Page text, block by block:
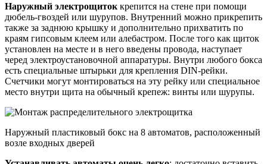
Наружный электрощиток крепится на стене при помощи
дюбель-гвоздей или шурупов. Внутренний можно прикрепить
также за заднюю крышку и дополнительно прихватить по
краям гипсовым клеем или алебастром. После того как щиток
установлен на месте и в него введены провода, наступает
черед электроустановочной аппаратуры. Внутри любого бокса
есть специальные штырьки для крепления DIN-рейки.
Счетчики могут монтироваться на эту рейку или специальное
место внутри щита на обычный крепеж: винты или шурупы.
Наружный пластиковый бокс на 8 автоматов, расположенный
возле входных дверей